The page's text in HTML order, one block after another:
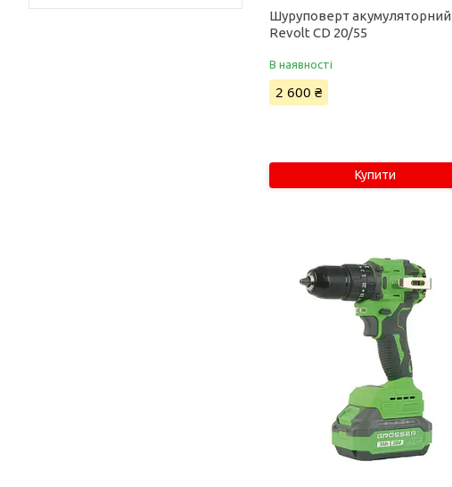
Шуруповерт акумуляторний
Revolt СD 20/55
В наявності
2 600 ₴
Купити